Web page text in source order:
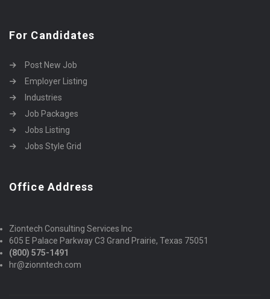
For Candidates
Post New Job
Employer Listing
Industries
Job Packages
Jobs Listing
Jobs Style Grid
Office Address
Ziontech Consulting Services Inc
605 E Palace Parkway C3 Grand Prairie, Texas 75051
(800) 575-1491
hr@zionntech.com